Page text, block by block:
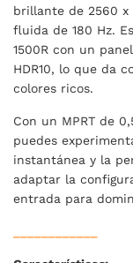
brillante de 2560 x
fluida de 180 Hz.
1500R con un
HDR10, lo que da
colores ricos.
Con un MPRT de
puedes
instantánea y la
adaptar la
entrada para